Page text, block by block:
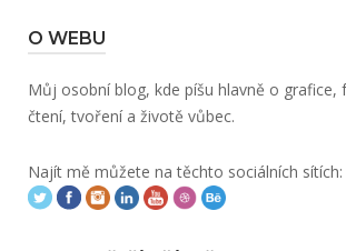
O WEBU
Můj osobní blog, kde píšu hlavně o grafice,
čtení, tvoření a životě vůbec.
Najít mě můžete na těchto sociálních sítích: